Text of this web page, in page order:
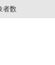
者数